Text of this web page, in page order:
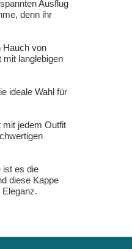
Ausflug
denn ihr
Hauch von
langlebigen
ideale Wahl für
mit jedem Outfit
ist es die
diese Kappe